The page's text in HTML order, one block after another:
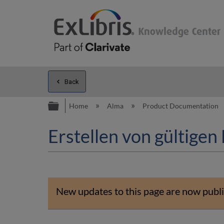
Back
Expand/collapse global
Home Alma Product Documentation
Erstellen von
New updates to this page are now